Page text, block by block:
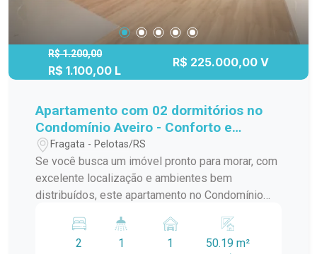
R$ 1.200,00
R$ 1.100,00 L
R$ 225.000,00 V
Apartamento com 02 dormitórios no
Condomínio Aveiro - Conforto e
Praticidade na Av. Duque de Caxias
Fragata - Pelotas/RS
Se você busca um imóvel pronto para morar, com
excelente localização e ambientes bem
distribuídos, este apartamento no Condomínio
conforto e praticidade para o seu dia a dia.
Localizado na Av. Duque de Caxias, co imóvel
2 1 1 50.19 m²